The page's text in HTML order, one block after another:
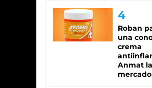
Roban
una
crema
Anmat
mercado